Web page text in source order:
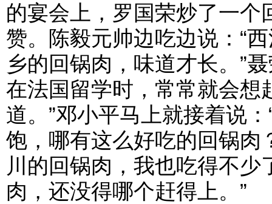
的宴会上，罗国荣炒了一
赞。陈毅元帅边吃边说：“
乡的回锅肉，味道才长。”
在法国留学时，常常就会想
道。”邓小平马上就接着说
饱，哪有这么好吃的回锅肉
川的回锅肉，我也吃得不
肉，还没得哪个赶得上。”